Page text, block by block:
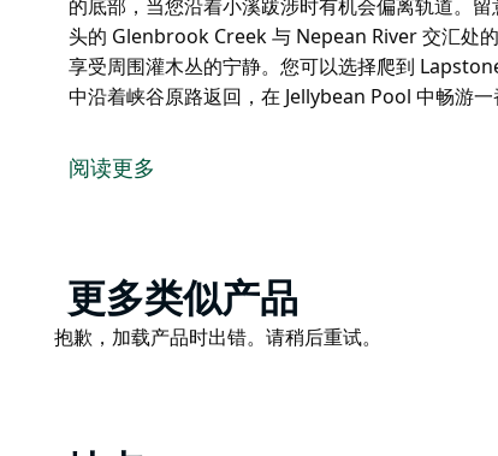
的底部，当您沿着小溪跋涉时有机会偏离轨道。
头的 Glenbrook Creek 与 Nepean River 交汇处
享受周围灌木丛的宁静。您可以选择爬到
中沿着峡谷原路返回，在 Jellybean Pool 中畅游
Glenbrook Gorge 赛道位于蓝山国家公园的东部
好好休息一下，享受周围灌木丛的宁静。您可以
力，可以在返回途中沿着峡谷原路返回，在
筒望远镜。
阅读更多
Product
List
更多类似产品
Product
抱歉，加载产品时出错。请稍后重试。